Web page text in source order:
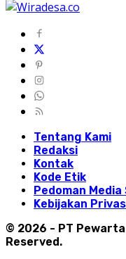
Tentang Kami
Redaksi
Kontak
Kode Etik
Pedoman Media
Kebijakan
© 2026 - PT
Reserved.